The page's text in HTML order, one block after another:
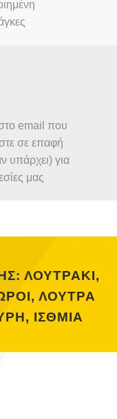
email που
σε επαφή
υπάρχει) για
μας
ΛΟΥΤΡΑΚΙ,
ΛΟΥΤΡΑ
ΙΣΘΜΙΑ